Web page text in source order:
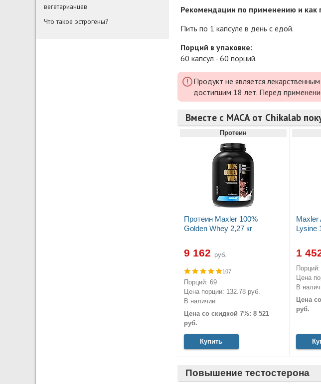
Рекомендации по применению и как
Пить по 1 капсуле в день с едой.
Порций в упаковке:
60 капсул - 60 порций.
Продукт не является
достигшим 18 лет. Перед
Вместе с MACA от Chikalab
Протеин
Протеин Maxler 100%
Golden Whey 2,27 кг
9 162 руб.
107
Порций: 69
Цена порции: 132.78 руб.
В наличии
Цена со скидкой 7%: 8 521
руб.
Купить
Maxler
Lysine
1
Цена
В
Цена
руб.
Повышение тестостерона
вегетарианцев
Что такое эстрогены?